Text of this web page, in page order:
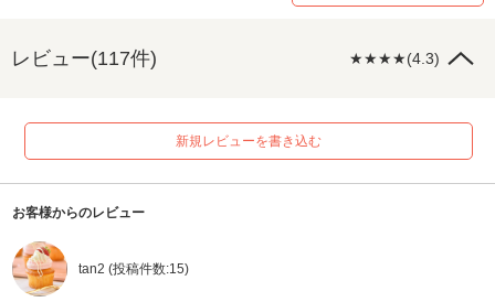
レビュー(117件) ★★★★(4.3)
新規レビューを書き込む
お客様からのレビュー
tan2 (投稿件数:15)